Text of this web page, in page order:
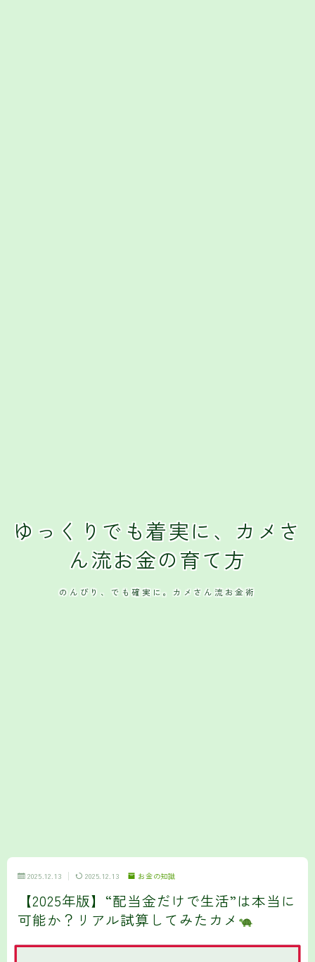
ゆっくりでも着実に、カメさ
ん流お金の育て方
のんびり、でも確実に。カメさん流お金術
2025.12.13 2025.12.13 お金の知識
【2025年版】“配当金だけで生活”は本当に
可能か？リアル試算してみたカメ